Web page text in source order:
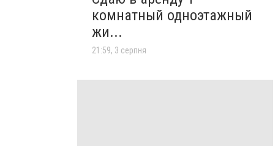
комнатный одноэтажный
жи...
21:59, 3 серпня